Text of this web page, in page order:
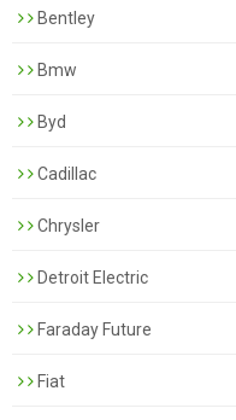
Bentley
Bmw
Byd
Cadillac
Chrysler
Detroit Electric
Faraday Future
Fiat